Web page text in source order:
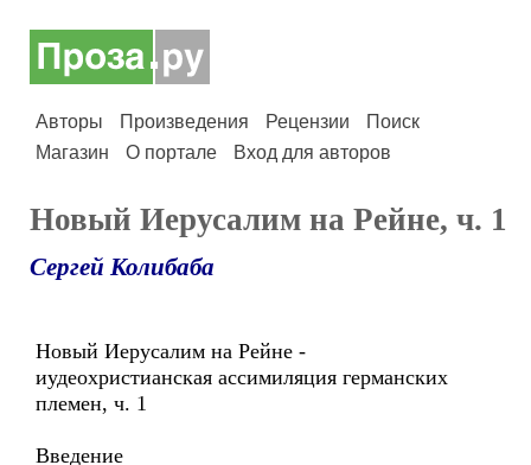
Авторы Произведения Рецензии
Поиск
Магазин
О портале Вход для авторов
Новый Иерусалим на Рейне, ч. 1
Сергей Колибаба
Новый Иерусалим на Рейне -
иудеохристианская ассимиляция германских
племен, ч. 1
Введение